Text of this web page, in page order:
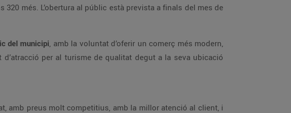
més. L’obertura al públic està prevista a finals del mes de
del municipi, amb la voluntat d’oferir un comerç més modern,
per al turisme de qualitat degut a la seva ubicació
amb preus molt competitius, amb la millor atenció al client, i